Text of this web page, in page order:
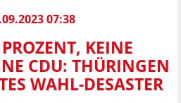
07:38
KEINE
CDU: THÜRINGEN
WAHL-DESASTER